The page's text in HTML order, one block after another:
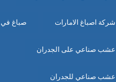
شركة اصباغ الامارات صباغ في
عشب صناعي على الجدران
عشب صناعي للجدران